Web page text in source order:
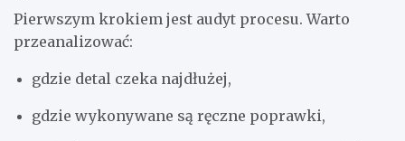
Pierwszym krokiem jest audyt procesu. Warto
przeanalizować:
gdzie detal czeka najdłużej,
gdzie wykonywane są ręczne poprawki,